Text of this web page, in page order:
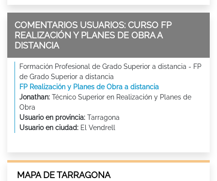
COMENTARIOS USUARIOS: CURSO FP
REALIZACIÓN Y PLANES DE OBRA A
DISTANCIA
Formación Profesional de Grado Superior a distancia - FP
de Grado Superior a distancia
FP Realización y Planes de Obra a distancia
Jonathan: Técnico Superior en Realización y Planes de
Obra
Usuario en provincia: Tarragona
Usuario en ciudad: El Vendrell
MAPA DE TARRAGONA